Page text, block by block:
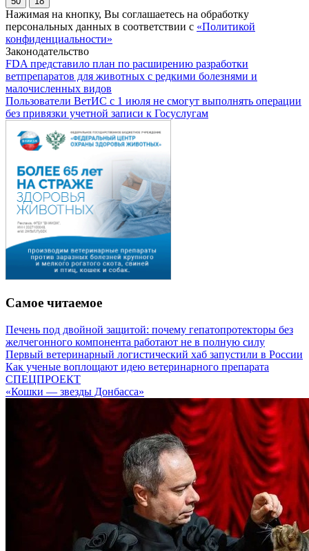
Нажимая на кнопку, Вы соглашаетесь на обработку
персональных данных в соответствии с «Политикой
конфиденциальности»
Законодательство
FDA представило план по расширению разработки
ветпрепаратов для животных с редкими болезнями и
малочисленных видов
Пользователи ВетИС с 1 июля не смогут выполнять операции
без привязки учетной записи к Госуслугам
Самое читаемое
Печень под двойной защитой: почему гепатопротекторы без
желчегонного компонента работают не в полную силу
Первый ветеринарный логистический хаб запустили в России
Как ученые воплощают идею ветеринарного препарата
СПЕЦПРОЕКТ
«Кошки — звезды Донбасса»